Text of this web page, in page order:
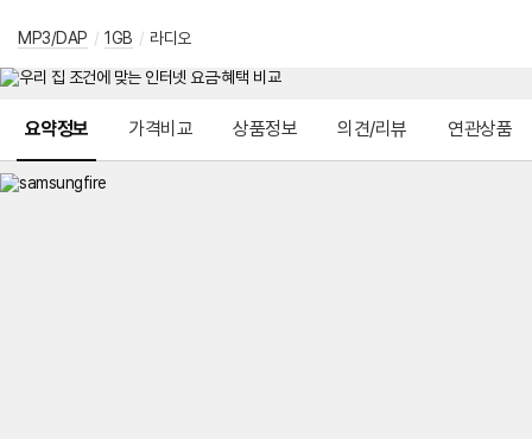
MP3/DAP / 1GB / 라디오
요약정보 가격비교 상품정보 의견/리뷰 연관상품